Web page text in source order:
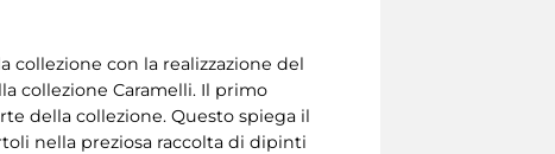
collezione con la realizzazione del
collezione Caramelli. Il primo
della collezione. Questo spiega il
nella preziosa raccolta di dipinti